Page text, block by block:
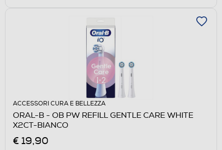
ACCESSORI CURA E BELLEZZA
ORAL-B - OB PW REFILL GENTLE CARE WHITE
X2CT-BIANCO
€ 19,90